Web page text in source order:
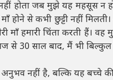
होता जब मुझे यह महसूस न
से कभी छुट्टी नहीं
हमारी चिंता करती हैं। वह
30 साल बाद, मैं भी बिल्कुल
नहीं है, बल्कि यह बच्चे